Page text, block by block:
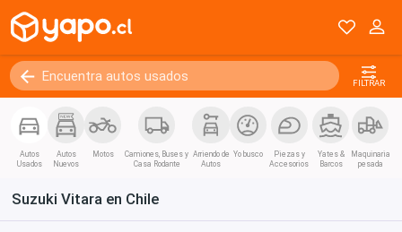
FILTRAR
Autos
Usados
Autos
Nuevos
Motos
Camiones, Buses y
Casa Rodante
Arriendo de
Autos
Yo busco
Piezas y
Accesorios
Yates &
Barcos
Maquinaria
pesada
Suzuki Vitara en Chile